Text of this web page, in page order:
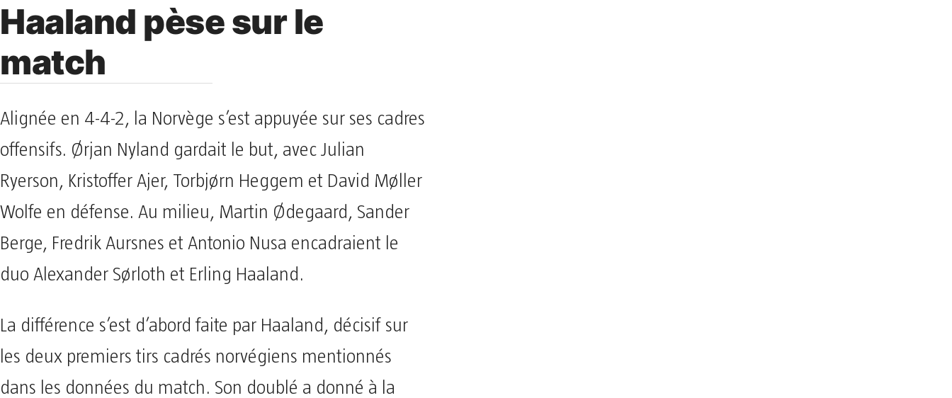
Haaland pèse sur le
match
Alignée en 4-4-2, la Norvège s’est appuyée sur ses cadres
offensifs. Ørjan Nyland gardait le but, avec Julian
Ryerson, Kristoffer Ajer, Torbjørn Heggem et David Møller
Wolfe en défense. Au milieu, Martin Ødegaard, Sander
Berge, Fredrik Aursnes et Antonio Nusa encadraient le
duo Alexander Sørloth et Erling Haaland.
La différence s’est d’abord faite par Haaland, décisif sur
les deux premiers tirs cadrés norvégiens mentionnés
dans les données du match. Son doublé a donné à la